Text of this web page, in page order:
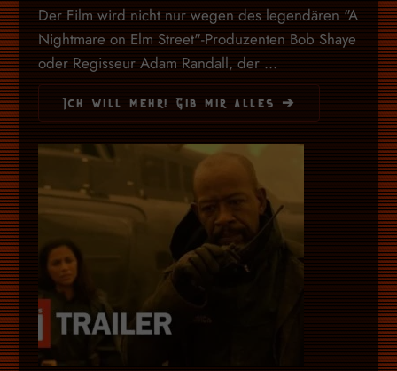
Der Film wird nicht nur wegen des legendären "A
Nightmare on Elm Street"-Produzenten Bob Shaye
oder Regisseur Adam Randall, der ...
Ich will mehr! Gib mir alles ➔